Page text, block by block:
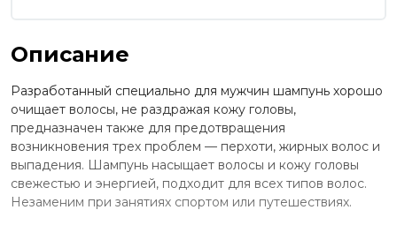
Описание
Разработанный специально для мужчин шампунь хорошо
очищает волосы, не раздражая кожу головы,
предназначен также для предотвращения
возникновения трех проблем — перхоти, жирных волос и
выпадения. Шампунь насыщает волосы и кожу головы
свежестью и энергией, подходит для всех типов волос.
Незаменим при занятиях спортом или путешествиях.